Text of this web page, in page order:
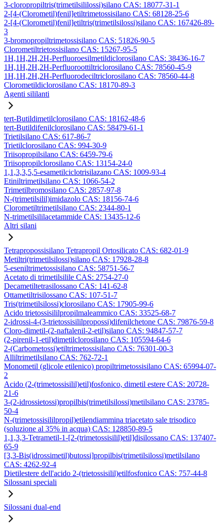
3-cloropropiltris(trimetilsililossi)silano CAS: 18077-31-1
2-[4-(Clorometil)fenil]etiltrimetossisilano CAS: 68128-25-6
2-[4-(Clorometil)fenil]etiltris(trimetilsilossi)silano CAS: 167426-89-
3
3-bromopropiltrimetossisilano CAS: 51826-90-5
Clorometiltrietossisilano CAS: 15267-95-5
1H,1H,2H,2H-Perfluoroesilmetildiclorosilano CAS: 38436-16-7
1H,1H,2H,2H-Perfluoroottiltriclorosilano CAS: 78560-45-9
1H,1H,2H,2H-Perfluorodeciltriclorosilano CAS: 78560-44-8
Clorometildiclorosilano CAS: 18170-89-3
Agenti sililanti
tert-Butildimetilclorosilano CAS: 18162-48-6
tert-Butildifenilclorosilano CAS: 58479-61-1
Trietilsilano CAS: 617-86-7
Trietilclorosilano CAS: 994-30-9
Triisopropilsilano CAS: 6459-79-6
Triisopropilclorosilano CAS: 13154-24-0
1,1,3,3,5,5-esametilciclotrisilazano CAS: 1009-93-4
Etiniltrimetilsilano CAS: 1066-54-2
Trimetilbromosilano CAS: 2857-97-8
N-(trimetilsilil)imidazolo CAS: 18156-74-6
Clorometiltrimetilsilano CAS: 2344-80-1
N-trimetilsililacetammide CAS: 13435-12-6
Altri silani
Tetrapropossisilano Tetrapropil Ortosilicato CAS: 682-01-9
Metiltri(trimetilsilossi)silano CAS: 17928-28-8
5-eseniltrimetossisilano CAS: 58751-56-7
Acetato di trimetilsilile CAS: 2754-27-0
Decametiltetrasilossano CAS: 141-62-8
Ottametiltrisilossano CAS: 107-51-7
Tris(trimetilsilossi)clorosilano CAS: 17905-99-6
Acido trietossisililpropilmaleammico CAS: 33525-68-7
2-idrossi-4-(3-trietossisililpropossi)difenilchetone CAS: 79876-59-8
Cloro-dimetil-(2-naftalenil-2-etil)silano CAS: 94847-57-7
(2-pirenil-1-etil)dimetilclorosilano CAS: 105594-64-6
2-(Carbometossi)etiltrimetossisilano CAS: 76301-00-3
Alliltrimetilsilano CAS: 762-72-1
Monometil (glicole etilenico) propiltrimetossisilano CAS: 65994-07-
2
Acido (2-(trimetossisilil)etil)fosfonico, dimetil estere CAS: 20728-
21-6
3-(2-idrossietossi)propilbis(trimetilsilossi)metilsilano CAS: 23785-
50-4
N-(trimetossisililpropil)etilendiammina triacetato sale trisodico
(soluzione al 35% in acqua) CAS: 128850-89-5
1,1,3,3-Tetrametil-1-[2-(trimetossisilil)etil]disilossano CAS: 137407-
65-9
[3,3-Bis(idrossimetil)butossi]propilbis(trimetilsilossi)metilsilano
CAS: 4262-92-4
Dietilestere dell'acido 2-(trietossisilil)etilfosfonico CAS: 757-44-8
Silossani speciali
Silossani dual-end